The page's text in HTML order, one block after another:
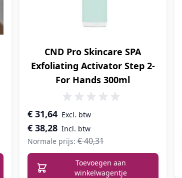
CND Pro Skincare SPA
Exfoliating Activator Step 2-
For Hands 300ml
Speciale prijs
€ 38,28
€ 31,64
Normale prijs: € 40,31
Toevoegen aan
winkelwagentje